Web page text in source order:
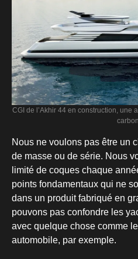
CGI de l’Akhir 44 en construction, une
Nous ne voulons pas être un
de masse ou de série. Nous
limité de coques chaque
points fondamentaux qui ne
dans un produit fabriqué en
pouvons pas confondre les
avec quelque chose comme
automobile, par exemple.